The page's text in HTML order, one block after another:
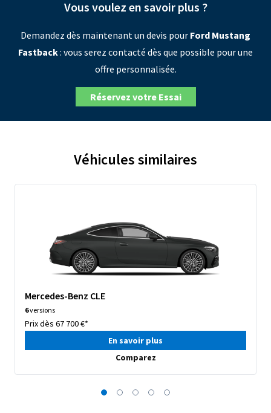
Vous voulez en savoir plus ?
Demandez dès maintenant un devis pour Ford Mustang
Fastback: vous serez contacté dès que possible pour une
offre personnalisée.
Réservez votre Essai
Véhicules similaires
Mercedes-Benz CLE
6versions
Prix dès 67 700 €*
En savoir plus
Comparez